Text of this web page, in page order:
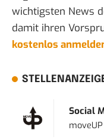
wichtigsten News
damit ihren
kostenlos
Social